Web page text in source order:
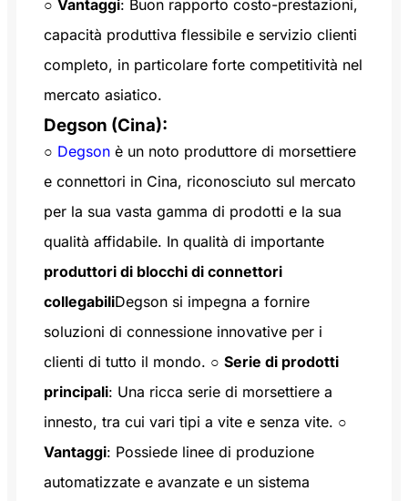
○ Vantaggi: Buon rapporto costo-prestazioni,
capacità produttiva flessibile e servizio clienti
completo, in particolare forte competitività nel
mercato asiatico.
Degson (Cina):
○ Degson è un noto produttore di morsettiere
e connettori in Cina, riconosciuto sul mercato
per la sua vasta gamma di prodotti e la sua
qualità affidabile. In qualità di importante
produttori di blocchi di connettori
collegabiliDegson si impegna a fornire
soluzioni di connessione innovative per i
clienti di tutto il mondo. ○ Serie di prodotti
principali: Una ricca serie di morsettiere a
innesto, tra cui vari tipi a vite e senza vite. ○
Vantaggi: Possiede linee di produzione
automatizzate e avanzate e un sistema